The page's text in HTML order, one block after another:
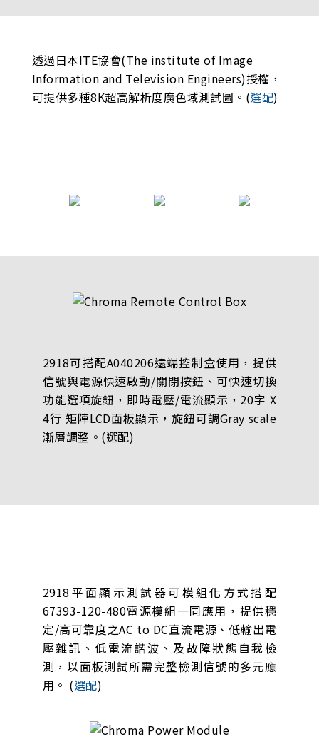
透過日本ITE協會(The institute of Image
Information and Television Engineers)授權，
可提供多種8K超高解析度廣色域測試圖。(選配)
2918可搭配A040206遠端控制盒使用，提供
信號與電源快速啟動/關閉按鈕、可快速切換
功能選項旋鈕，即時電壓/電流顯示，20字 X
4行 矩陣LCD面板顯示，旋鈕可調Gray scale
漸層調整。(選配)
2918平面顯示測試器可模組化方式搭配
67393-120-480電源模組一同應用，提供穩
定/高可靠度之AC to DC直流電源、低輸出電
壓雜訊、低電流諧波、及故障狀態自我檢
測，以面板測試所需完整檢測信號的多元應
用。 (選配)